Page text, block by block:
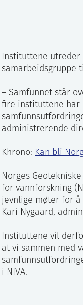
Instituttene utreder
samarbeidsgruppe
– Samfunnet står
fire instituttene har
administrerende
Khrono: Kan bli
Norges
for vannforskning
jevnlige møter for
Kari Nygaard,
Instituttene vil
at vi sammen med
i NIVA.